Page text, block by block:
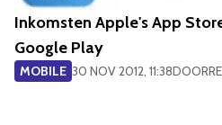
Inkomsten Apple's App
Google Play
MOBILE 30 NOV 2012, 11:38DOOR